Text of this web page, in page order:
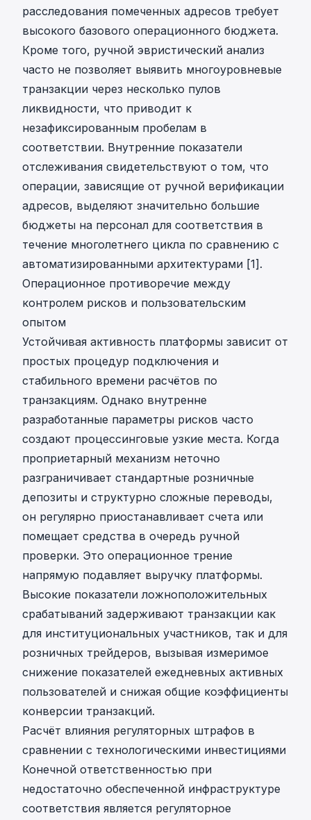
расследования помеченных адресов требует
высокого базового операционного бюджета.
Кроме того, ручной эвристический анализ
часто не позволяет выявить многоуровневые
транзакции через несколько пулов
ликвидности, что приводит к
незафиксированным пробелам в
соответствии. Внутренние показатели
отслеживания свидетельствуют о том, что
операции, зависящие от ручной верификации
адресов, выделяют значительно большие
бюджеты на персонал для соответствия в
течение многолетнего цикла по сравнению с
автоматизированными архитектурами [1].
Операционное противоречие между
контролем рисков и пользовательским
опытом
Устойчивая активность платформы зависит от
простых процедур подключения и
стабильного времени расчётов по
транзакциям. Однако внутренне
разработанные параметры рисков часто
создают процессинговые узкие места. Когда
проприетарный механизм неточно
разграничивает стандартные розничные
депозиты и структурно сложные переводы,
он регулярно приостанавливает счета или
помещает средства в очередь ручной
проверки. Это операционное трение
напрямую подавляет выручку платформы.
Высокие показатели ложноположительных
срабатываний задерживают транзакции как
для институциональных участников, так и для
розничных трейдеров, вызывая измеримое
снижение показателей ежедневных активных
пользователей и снижая общие коэффициенты
конверсии транзакций.
Расчёт влияния регуляторных штрафов в
сравнении с технологическими инвестициями
Конечной ответственностью при
недостаточно обеспеченной инфраструктуре
соответствия является регуляторное